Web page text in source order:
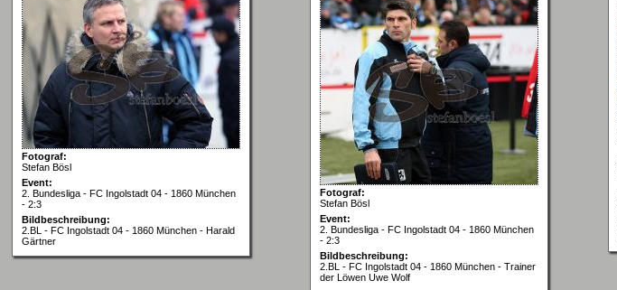
Fotograf:
Stefan Bösl
Event:
2. Bundesliga - FC Ingolstadt 04 - 1860 München
- 2:3
Bildbeschreibung:
2.BL - FC Ingolstadt 04 - 1860 München - Harald
Gärtner
Fotograf:
Stefan Bösl
Event:
2. Bundesliga - FC Ingolstadt 04 - 1860 München
- 2:3
Bildbeschreibung:
2.BL - FC Ingolstadt 04 - 1860 München - Trainer
der Löwen Uwe Wolf